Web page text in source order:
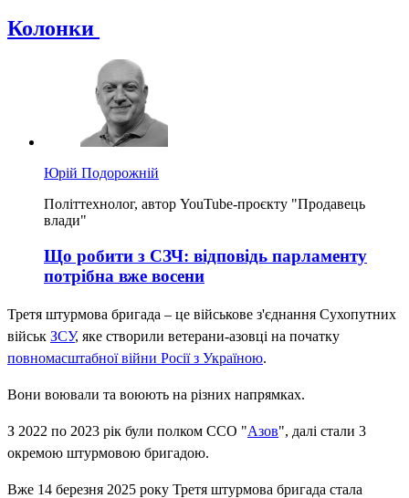
Колонки
Юрій Подорожній
Політтехнолог, автор YouTube-проєкту "Продавець
влади"
Що робити з СЗЧ: відповідь парламенту
потрібна вже восени
Третя штурмова бригада – це військове з'єднання Сухопутних
військ ЗСУ, яке створили ветерани-азовці на початку
повномасштабної війни Росії з Україною.
Вони воювали та воюють на різних напрямках.
З 2022 по 2023 рік були полком ССО "Азов", далі стали 3
окремою штурмовою бригадою.
Вже 14 березня 2025 року Третя штурмова бригада стала